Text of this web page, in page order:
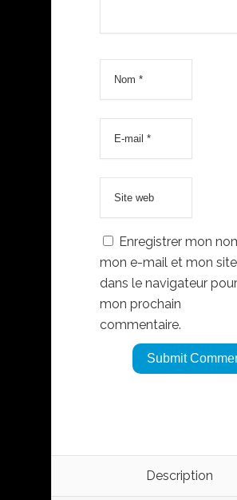
Enregistrer mon
mon e-mail et mon site
dans le navigateur pour
mon prochain
commentaire.
Description